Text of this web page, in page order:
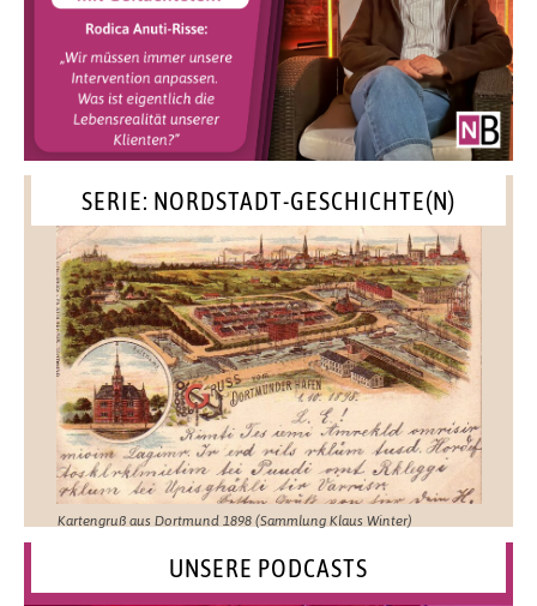
SERIE: NORDSTADT-GESCHICHTE(N)
Kartengruß aus Dortmund 1898 (Sammlung Klaus Winter)
UNSERE PODCASTS